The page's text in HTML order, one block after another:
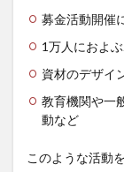
募金活動開催
1万人におよ
資材のデザイ
教育機関や一
動など
このような活動